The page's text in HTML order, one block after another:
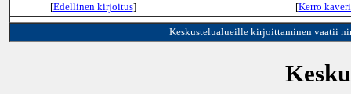
[Edellinen kirjoitus] [Kerro
Keskustelualueille kirjoittaminen vaatii